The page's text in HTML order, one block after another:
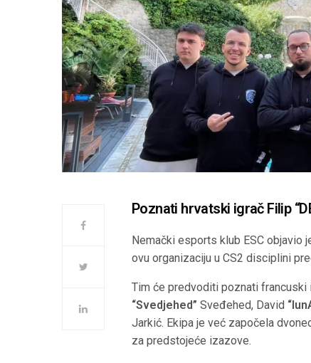
Poznati hrvatski igrač Filip
Nemački esports klub ESC objavio
ovu organizaciju u CS2 disciplini
Tim će predvoditi poznati francuski
“Svedjehed” Sveđehed, David
Jarkić. Ekipa je već započela
za predstojeće izazove.